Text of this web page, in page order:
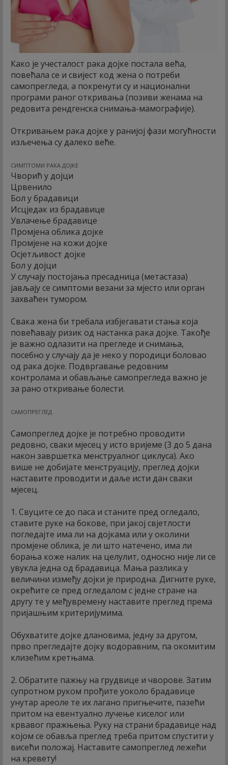
Како је учесталост рака дојке постала већа,
повећала се и свијест код жена о потреби
самопрегледа, а покренути су и национални
програми раног откривања (позиви женама на
редовита рендгенска снимања-мамографије).
Откривањем рака дојке у ранијој фази могућности
изљечења су далеко веће.
СИМПТОМИ РАКА ДОЈКЕ
Чворић у дојци
Црвенило
Бол у брадавици
Исцједак из брадавице
Увлачење брадавице
Промјена облика дојке
Промјене на кожи дојке
Осјетљивост дојке
Бол у дојци
У случају постојања пресадница (метастаза)
јављају се симптоми везани за мјесто или орган
захваћен тумором.
Свака жена би требала избјегавати стања која
повећавају ризик од настанка рака дојке. Такође
је важно одлазити на прегледе и снимања,
посебно у случају да је неко у породици боловао
од рака дојке. Подвргавање редовним
контролама и обављање самопрегледа важно је
за рано откривање болести.
САМОПРЕГЛЕД
Самопреглед дојке је потребно проводити
редовно, сваки мјесец у исто вријеме (3 до 5 дана
након завршетка менструалног циклуса). Ако
више не добијате менструацију, преглед дојки
наставите проводити и даље исти дан сваки
мјесец.
1. Свуците се до паса и станите пред огледало,
ставите руке на бокове, при јакој свјетлости
погледајте има ли на дојкама или у околини
промјене облика, је ли што натечено, има ли
борања коже налик на целулит, односно није ли се
увукла једна од брадавица. Мања разлика у
величини између дојки је природна. Дигните руке,
окрећите се пред огледалом с једне стране на
другу те у међувремену наставите преглед према
пријашњим критеријумима.
Обухватите дојке длановима, једну за другом,
прво прегледајте дојку водоравним, па окомитим
клизећим кретњама.
2. Обратите пажњу на грудвице и чворове. Затим
супротном руком прођите уоколо брадавице
унутар ареоле те их лагано пригњечите, пазећи
притом на евентуално лучење киселог или
крвавог пражњења. Руку на страни брадавице над
којом се обавља преглед треба притом спустити у
висећи положај. Наставите самопреглед лежећи
на кревету!